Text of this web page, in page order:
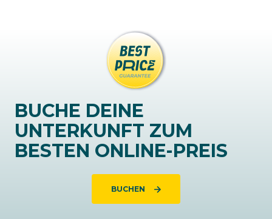
BUCHE DEINE
UNTERKUNFT ZUM
BESTEN ONLINE-PREIS
BUCHEN